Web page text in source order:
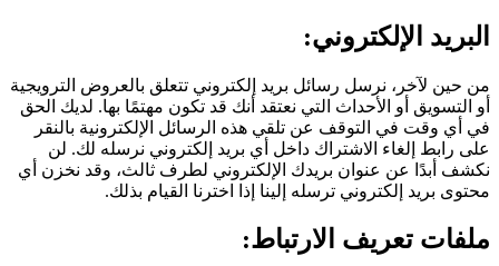
البريد الإلكتروني:
من حين لآخر، نرسل رسائل بريد إلكتروني تتعلق بالعروض الترويجية
أو التسويق أو الأحداث التي نعتقد أنك قد تكون مهتمًا بها. لديك الحق
في أي وقت في التوقف عن تلقي هذه الرسائل الإلكترونية بالنقر
على رابط إلغاء الاشتراك داخل أي بريد إلكتروني نرسله لك. لن
نكشف أبدًا عن عنوان بريدك الإلكتروني لطرف ثالث، وقد نخزن أي
محتوى بريد إلكتروني ترسله إلينا إذا اخترنا القيام بذلك.
ملفات تعريف الارتباط: